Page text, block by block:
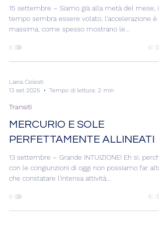
Liana Celesti
15 set 2025
Tempo di lettura: 1 min
Transiti
MARTE SESTILE A VENERE
15 settembre – Siamo già alla metà del mese, il
tempo sembra essere volato, l'accelerazione è
Liana Celesti
13 set 2025
Tempo di lettura: 2 min
Transiti
MERCURIO E SOLE
PERFETTAMENTE ALLINEATI